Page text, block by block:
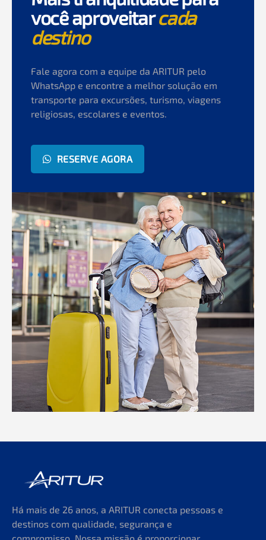
você aproveitarcada
destino
Fale agora com a equipe da ARITUR pelo
WhatsApp e encontre a melhor solução em
transporte para excursões, turismo, viagens
religiosas, escolares e eventos.
RESERVE AGORA
Há mais de 26 anos, a ARITUR conecta pessoas e
destinos com qualidade, segurança e